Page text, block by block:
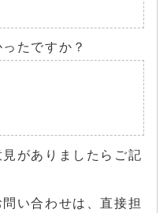
たですか？
がありましたらご記
い合わせは、直接担